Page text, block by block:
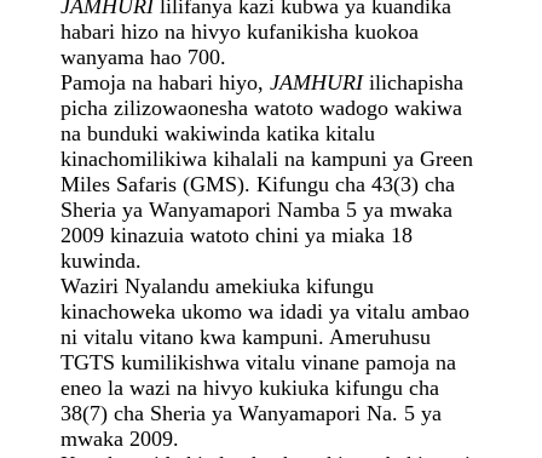
JAMHURIlilifanya kazi kubwa ya kuandika
habari hizo na hivyo kufanikisha kuokoa
wanyama hao 700.
Pamoja na habari hiyo, JAMHURIilichapisha
picha zilizowaonesha watoto wadogo wakiwa
na bunduki wakiwinda katika kitalu
kinachomilikiwa kihalali na kampuni ya Green
Miles Safaris (GMS). Kifungu cha 43(3) cha
Sheria ya Wanyamapori Namba 5 ya mwaka
2009 kinazuia watoto chini ya miaka 18
kuwinda.
Waziri Nyalandu amekiuka kifungu
kinachoweka ukomo wa idadi ya vitalu ambao
ni vitalu vitano kwa kampuni. Ameruhusu
TGTS kumilikishwa vitalu vinane pamoja na
eneo la wazi na hivyo kukiuka kifungu cha
38(7) cha Sheria ya Wanyamapori Na. 5 ya
mwaka 2009.